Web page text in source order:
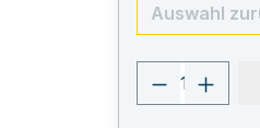
Auswahl
Produkt